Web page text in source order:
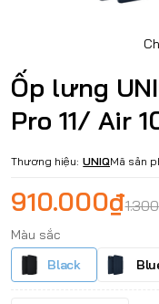
Ốp lưng
Pro 11/ Air
Thương hiệu: UNIQMã sản
910.000₫
Màu sắc
Black